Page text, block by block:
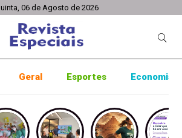
06 de Agosto de 2026
Geral Esportes Economia